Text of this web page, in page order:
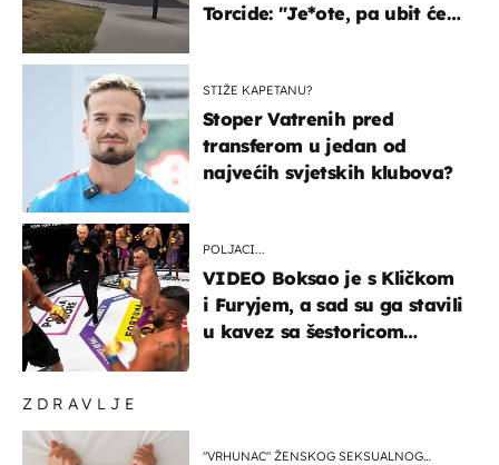
ZDRAVLJE
"VRHUNAC" ŽENSKOG SEKSUALNOG
Torcide: "Je*ote, pa ubit će
STIŽE KAPETANU?
Stoper Vatrenih pred
transferom u jedan od
najvećih svjetskih klubova?
POLJACI...
VIDEO Boksao je s Kličkom
i Furyjem, a sad su ga stavili
u kavez sa šestoricom